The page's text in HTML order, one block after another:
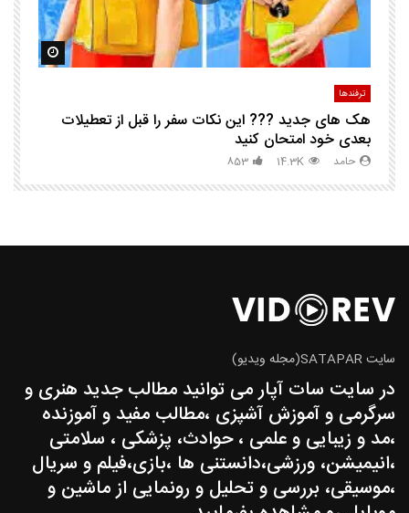
مشاهده
ترفندها
هک های جدید ??️? این نکات سفر را قبل از تعطیلات
بعدی خود امتحان کنید
حامد 14.3K
853
مشاهده بعدا
سایت SATAPAR(مجله ویدیو)
در سایت سات آپار می توانید مطالب جدید هنری و
سرگرمی و آموزش آشپزی ،مطالب مفید و آموزنده
،مد و زیبایی و علمی ، حوادث، پزشکی ، سلامتی
،انیمیشن، ورزشی،دانستنی ها ،بازی،فیلم و سریال
،موسیقی، بررسی و تحلیل و رونمایی از ماشین و